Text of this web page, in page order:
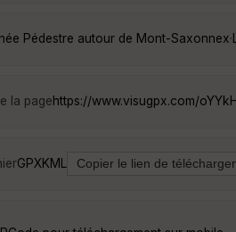
Pédestre autour de Mont-Saxonnex·
la pagehttps://www.visugpx.com/
GPXKML